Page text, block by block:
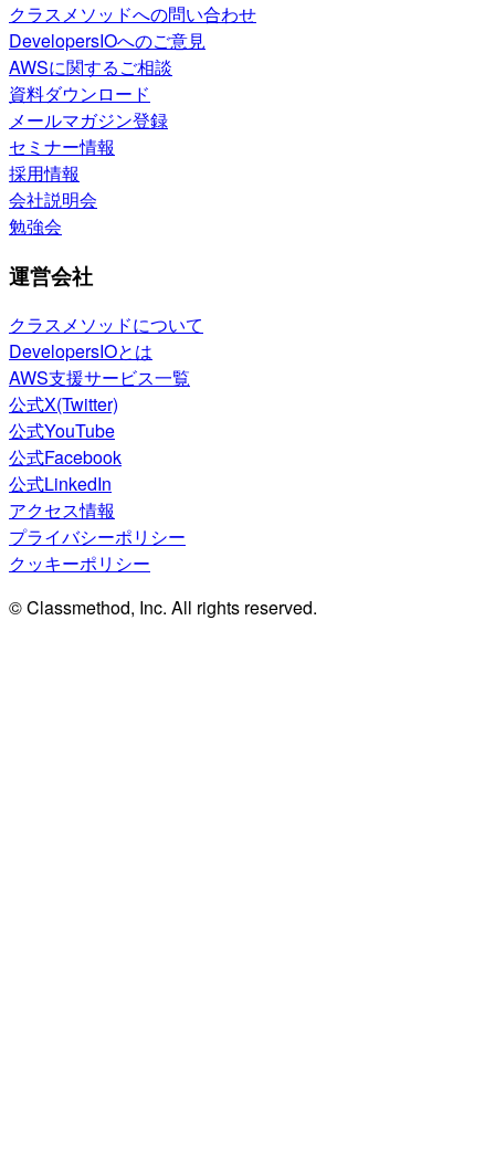
クラスメソッドへの問い合わせ
DevelopersIOへのご意見
AWSに関するご相談
資料ダウンロード
メールマガジン登録
セミナー情報
採用情報
会社説明会
勉強会
運営会社
クラスメソッドについて
DevelopersIOとは
AWS支援サービス一覧
公式X(Twitter)
公式YouTube
公式Facebook
公式LinkedIn
アクセス情報
プライバシーポリシー
クッキーポリシー
© Classmethod, Inc. All rights reserved.